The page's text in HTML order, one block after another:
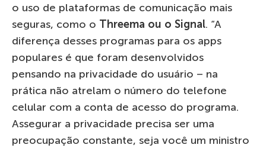
o uso de plataformas de comunicação mais
seguras, como o Threema ou o Signal. “A
diferença desses programas para os apps
populares é que foram desenvolvidos
pensando na privacidade do usuário – na
prática não atrelam o número do telefone
celular com a conta de acesso do programa.
Assegurar a privacidade precisa ser uma
preocupação constante, seja você um ministro